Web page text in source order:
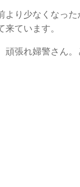
より少なくなっ
ています。
頑張れ婦警さん